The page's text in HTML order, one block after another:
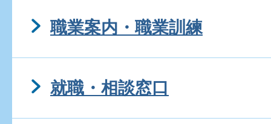
職業案内・職業訓練
就職・相談窓口